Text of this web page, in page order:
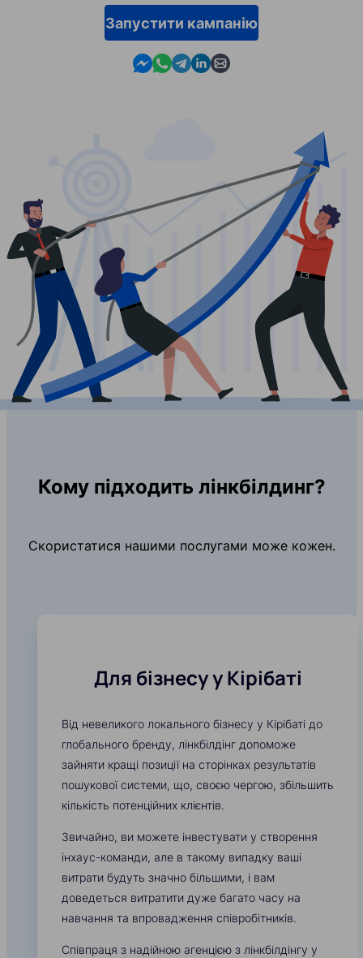
Запустити кампанію
Contact us in Messenger
Contact us in WhatsApp
Contact us in Telegram
Contact us in Linkedin
Contact us by email
Кому підходить лінкбілдинг?
Скористатися нашими послугами може кожен.
Для бізнесу у Кірібаті
Від невеликого локального бізнесу у Кірібаті до
глобального бренду, лінкбілдінг допоможе
зайняти кращі позиції на сторінках результатів
пошукової системи, що, своєю чергою, збільшить
кількість потенційних клієнтів.
Звичайно, ви можете інвестувати у створення
інхаус-команди, але в такому випадку ваші
витрати будуть значно більшими, і вам
доведеться витратити дуже багато часу на
навчання та впровадження співробітників.
Співпраця з надійною агенцією з лінкбілдінгу у